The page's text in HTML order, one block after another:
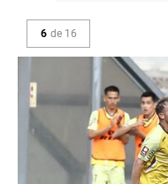
6 de 16